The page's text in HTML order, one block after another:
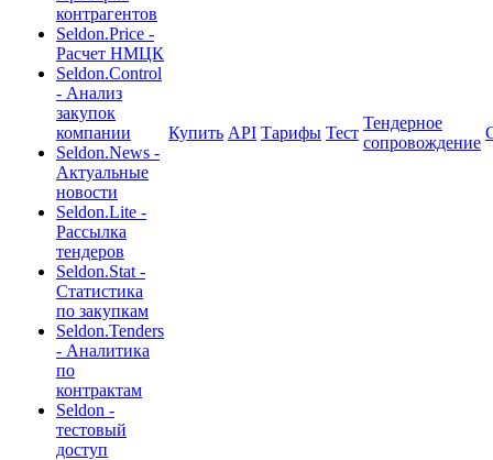
контрагентов
Seldon.Price -
Расчет НМЦК
Seldon.Control
- Анализ
закупок
компании
Seldon.News -
Актуальные
новости
Seldon.Lite -
Рассылка
тендеров
Seldon.Stat -
Статистика
по закупкам
Seldon.Tenders
- Аналитика
по
контрактам
Seldon -
тестовый
доступ
Купить API Тарифы Тест
Тендерное
сопровождение